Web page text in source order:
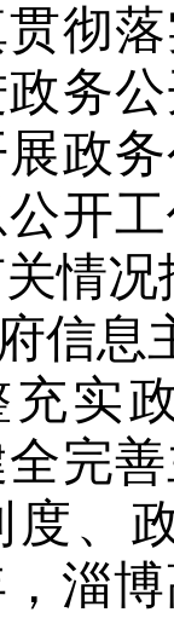
彻
务
政
开
情
信息
充实
完
度、
淄